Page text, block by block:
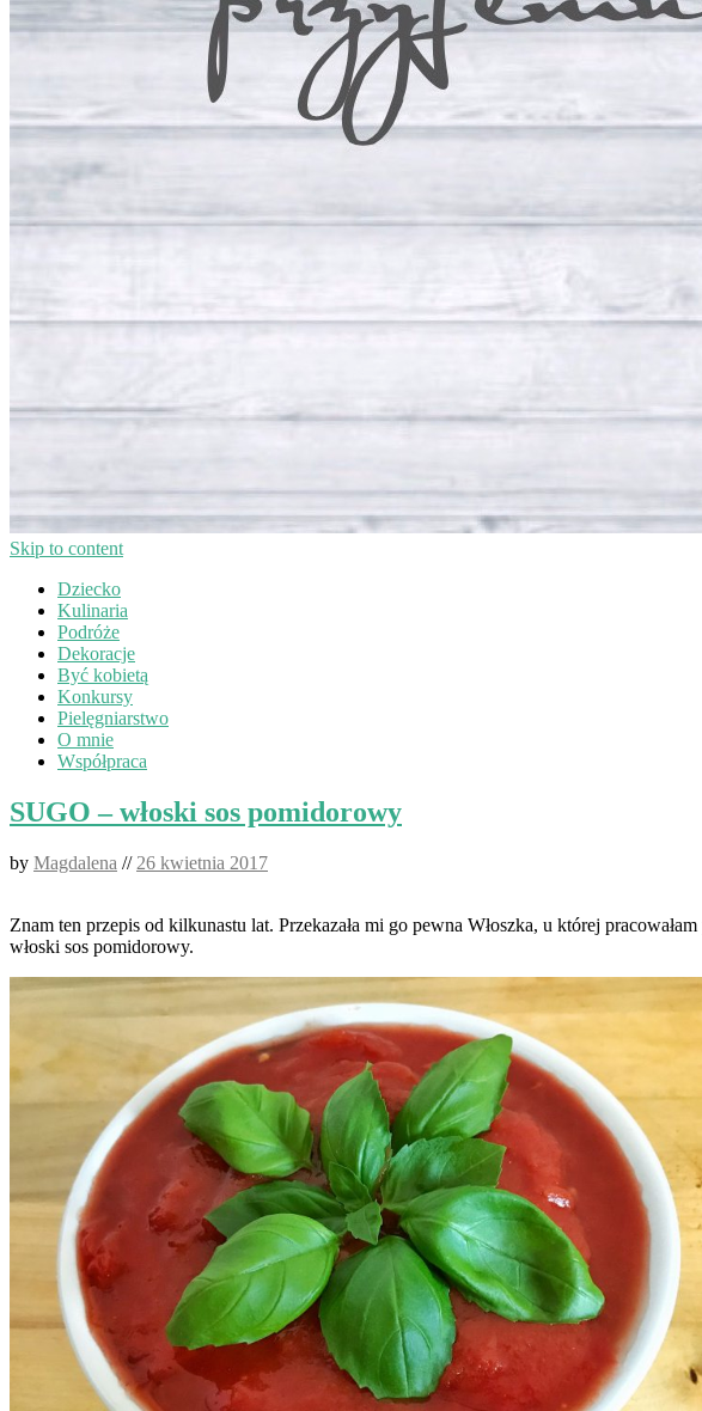
Skip to content
Dziecko
Kulinaria
Podróże
Dekoracje
Być kobietą
Konkursy
Pielęgniarstwo
O mnie
Współpraca
SUGO – włoski sos pomidorowy
by Magdalena // 26 kwietnia 2017
Znam ten przepis od kilkunastu lat. Przekazała mi go pewna Włoszka, u której
włoski sos pomidorowy.